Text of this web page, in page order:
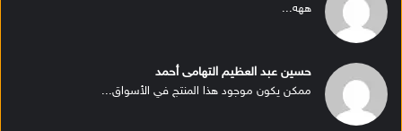
ههه...
حسين عبد العظيم التهامى أحمد
ممكن يكون موجود هذا المنتج في الأسواق...